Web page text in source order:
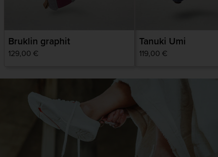
Bruklin graphit
Normaler
129,00 €
Tanuki Umi
Normaler
119,00 €